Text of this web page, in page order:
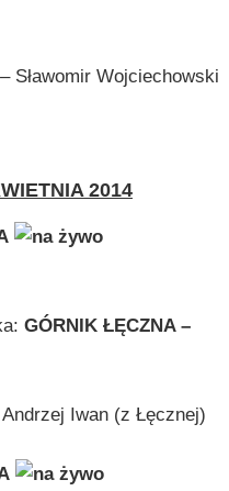
Sławomir Wojciechowski
2014
GÓRNIK ŁĘCZNA –
Iwan (z Łęcznej)